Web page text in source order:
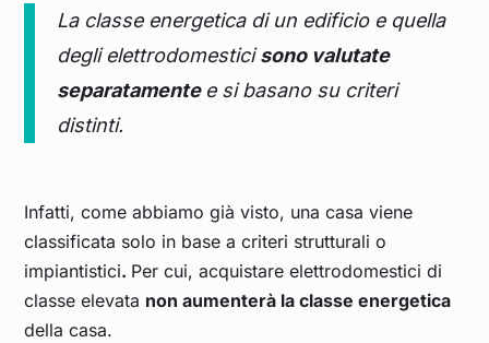
La classe energetica di un edificio e quella
degli elettrodomesticisono valutate
separatamente e si basano su criteri
distinti.
Infatti, come abbiamo già visto, una casa viene
classificata solo in base a criteri strutturali o
impiantistici. Per cui, acquistare elettrodomestici di
classe elevata non aumenterà la classe energetica
della casa.